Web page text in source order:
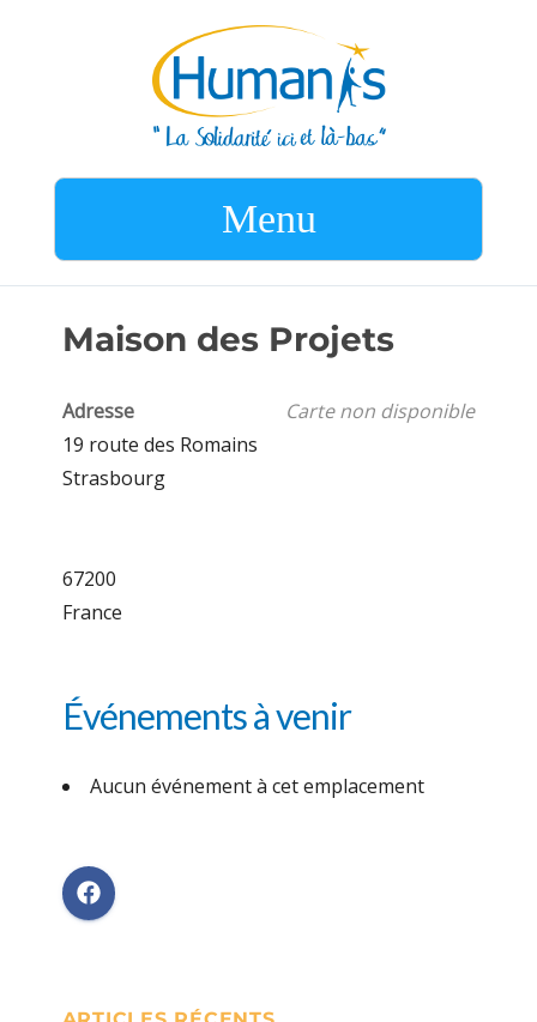
Menu
Maison des Projets
Carte non disponible
Adresse
19 route des Romains
Strasbourg
67200
France
Événements à venir
Aucun événement à cet emplacement